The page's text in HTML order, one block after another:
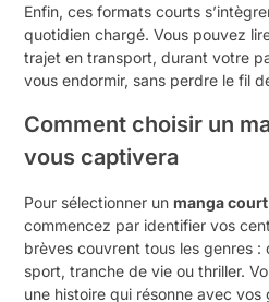
Enfin, ces formats courts
quotidien chargé. Vous pouvez
trajet en transport, durant votre
vous endormir, sans perdre le fil
Comment choisir un
vous captivera
Pour sélectionner unmanga court
commencez par identifier vos
brèves couvrent tous les genres
sport, tranche de vie ou thriller.
une histoire qui résonne avec vos